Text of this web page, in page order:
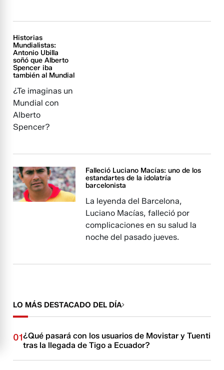
Historias
Mundialistas:
Antonio Ubilla
soñó que Alberto
Spencer iba
también al Mundial
¿Te imaginas un
Mundial con
Alberto
Spencer?
Falleció Luciano Macías: uno de los
estandartes de la idolatría
barcelonista
La leyenda del Barcelona,
Luciano Macías, falleció por
complicaciones en su salud la
noche del pasado jueves.
LO MÁS DESTACADO DEL DÍA
01¿Qué pasará con los usuarios de Movistar y Tuenti
tras la llegada de Tigo a Ecuador?